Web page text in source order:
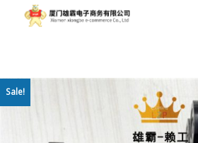
首页
Sale!